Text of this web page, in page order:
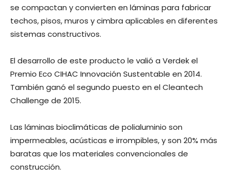
se compac­tan y convierten en láminas para fabricar
techos, pisos, mu­ros y cimbra aplicables en dife­rentes
sistemas constructivos.
El desarrollo de este produc­to le valió a Verdek el
Premio Eco CIHAC Innovación Sustentable en 2014.
También ganó el segundo puesto en el Cleantech
Challenge de 2015.
Las láminas bioclimáticas de polialuminio son
impermeables, acústicas e irrompibles, y son 20% más
baratas que los materiales con­vencionales de
construcción.